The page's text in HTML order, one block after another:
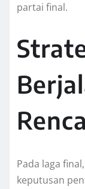
partai final.
Pada laga
keputusan